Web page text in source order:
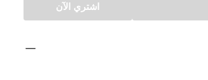
اشتري الآن